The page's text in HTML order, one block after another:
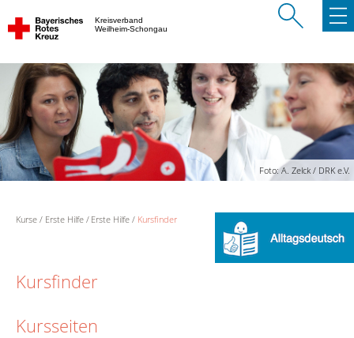
Kreisverband
Weilheim-Schongau
Foto: A. Zelck / DRK e.V.
Kurse Erste Hilfe Erste Hilfe Kursfinder
Kursfinder
Kursseiten